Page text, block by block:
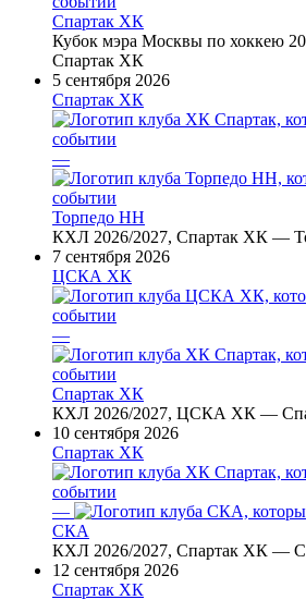
Спартак ХК
Кубок мэра Москвы по хоккею
Спартак ХК
5 сентября 2026
Спартак ХК
—
Торпедо НН
КХЛ 2026/2027, Спартак ХК —
7 сентября 2026
ЦСКА ХК
—
Спартак ХК
КХЛ 2026/2027, ЦСКА ХК —
10 сентября 2026
Спартак ХК
—
СКА
КХЛ 2026/2027, Спартак ХК —
12 сентября 2026
Спартак ХК